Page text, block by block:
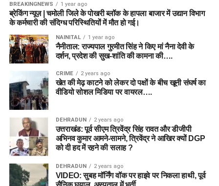
BREAKINGNEWS 1 year ago
ब्रेकिंग न्यूज़ | चमोली जिले के पोखरी ब्लॉक के हापला बाजार में उद्यान विभाग
के कर्मचारी की संदिग्ध परिस्थितियों में मौत हो गई।
NAINITAL 1 year ago
नैनीताल: राज्यपाल गुरमीत सिंह ने किए मां नैना देवी के
दर्शन, प्रदेश की सुख-शांति की कामना की….
CRIME 2 years ago
खेत की मेढ़ काटने को लेकर दो पक्षों के बीच खूनी संघर्ष का
वीडियो सोशल मिडिया पर वायरल….
DEHRADUN 2 years ago
उत्तराखंड: पूर्व सीएम त्रिवेंद्र सिंह रावत और डीजीपी
अभिनव कुमार आमने-सामने, त्रिवेंद्र ने आखिर क्यों DGP
को दी हद में रहने की सलाह ?
DEHRADUN 2 years ago
VIDEO: सुबह मॉर्निंग वॉक पर हाइवे पर निकला हाथी, पूर्व